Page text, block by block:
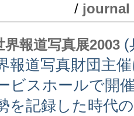
/ journal
界報道写真展2003 (
報道写真財団主
ビスホールで開
を記録した時代